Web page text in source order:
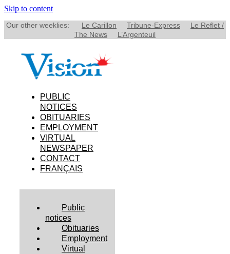
Skip to content
Our other weeklies: Le Carillon Tribune-Express
Le Reflet /
The News
L’Argenteuil
PUBLIC
NOTICES
OBITUARIES
EMPLOYMENT
VIRTUAL
NEWSPAPER
CONTACT
FRANÇAIS
Public
notices
Obituaries
Employment
Virtual